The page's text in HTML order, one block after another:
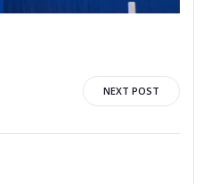
Navegación
por
NEXT POST